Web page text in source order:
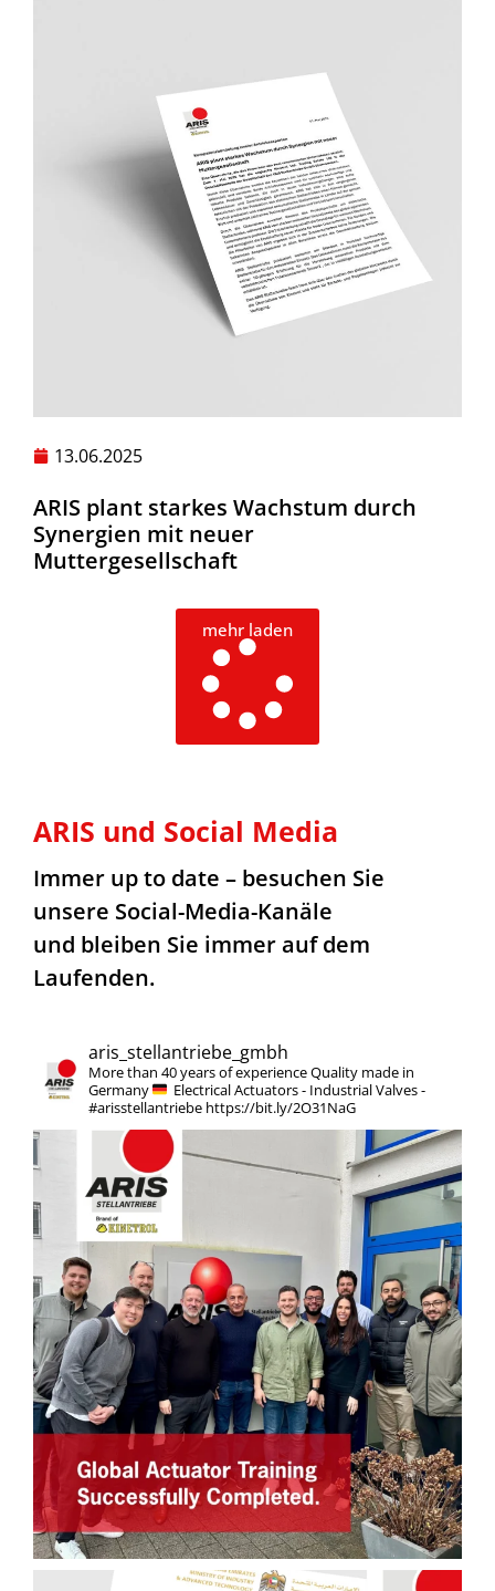
13.06.2025
ARIS plant starkes Wachstum durch
Synergien mit neuer
Muttergesellschaft
mehr laden
ARIS und Social Media
Immer up to date – besuchen Sie
unsere Social-Media-Kanäle
und bleiben Sie immer auf dem
Laufenden.
aris_stellantriebe_gmbh
More than 40 years of experienceQuality made in
Germany
Electrical Actuators - Industrial Valves -
#arisstellantriebe https://bit.ly/2O31NaG